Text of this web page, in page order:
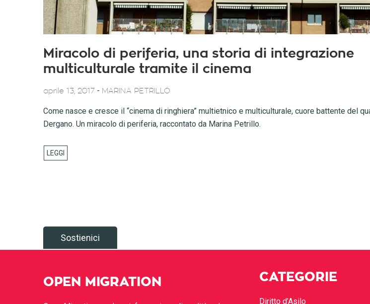
Miracolo di periferia, una storia di integrazione
multiculturale tramite il cinema
aprile 13, 2017 - MARINA PETRILLO
Come nasce e cresce il “cinema di ringhiera” multietnico e multiculturale, cuore battente del
Dergano. Un miracolo di periferia, raccontato da Marina Petrillo.
Sostienici
OPEN MIGRATION CATEGORIE
Diritto d’Asilo